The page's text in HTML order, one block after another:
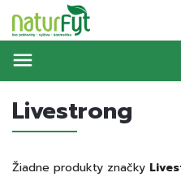
Livestrong
Žiadne produkty značky